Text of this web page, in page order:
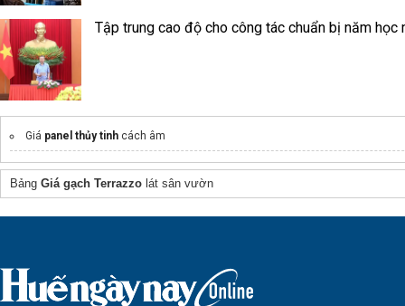
Tập trung cao độ cho công tác chuẩn bị năm học
Giá panel thủy tinh cách âm
Bảng Giá gạch Terrazzo lát sân vườn